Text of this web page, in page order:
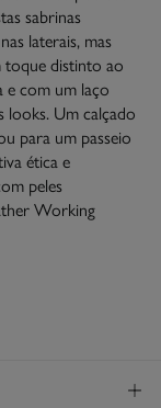
sabrinas
laterais, mas
distinto ao
e com um laço
looks. Um calçado
para um passeio
ética e
peles
Working